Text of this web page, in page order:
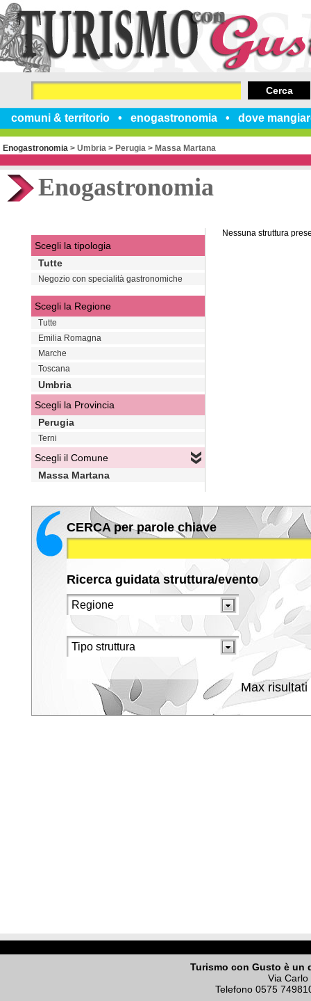
comuni & territorio enogastronomia dove
Cerca
Enogastronomia > Umbria > Perugia > Massa Martana
Enogastronomia
Nessuna struttura
Scegli la tipologia
Tutte
Negozio con specialità gastronomiche
Scegli la Regione
Tutte
Emilia Romagna
Marche
Toscana
Umbria
Scegli la Provincia
Perugia
Terni
Scegli il Comune
Massa Martana
CERCA per parole chiave
Ricerca guidata struttura/evento
Max risultati
Turismo con Gusto è un
Via
Telefono 0575